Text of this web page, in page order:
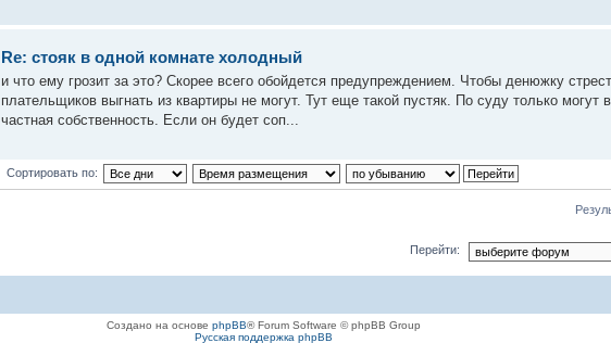
Re: стояк в одной комнате холодный
и что ему грозит за это? Скорее всего обойдется предупреждением. Чтобы денюжку
плательщиков выгнать из квартиры не могут. Тут еще такой пустяк. По суду только
частная собственность. Если он будет соп...
Сортировать по:
Перейти:
Создано на основе phpBB® Forum Software © phpBB Group
Русская поддержка phpBB